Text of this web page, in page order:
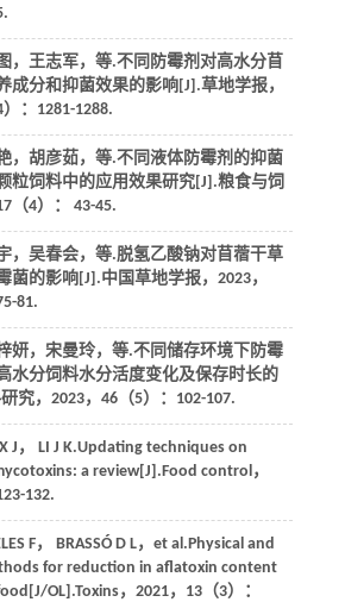
，王志军， 等.不同防霉剂对高水分苜
成分和抑菌效果的影响[J].草地学报，
：1281-1288.
，胡彦茹， 等.不同液体防霉剂的抑菌
粒饲料中的应用效果研究[J].粮食与饲
（4）： 43-45.
，吴春会， 等.脱氢乙酸钠对苜蓿干草
菌的影响[J].中国草地学报， 2023，
81.
妍，宋曼玲， 等.不同储存环境下防霉
水分饲料水分活度变化及保存时长的
究， 2023， 46（5）：102-107.
X J ， LI J K.Updating techniques on
a review[J].Food control，
132.
F， BRASSÓ D L， et al.Physical and
for reduction in aflatoxin content
OL].Toxins， 2021， 13（3）：